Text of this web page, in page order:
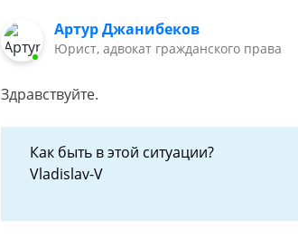
Артур Джанибеков
Юрист, адвокат гражданского права
Здравствуйте.
Как быть в этой ситуации?
Vladislav-V